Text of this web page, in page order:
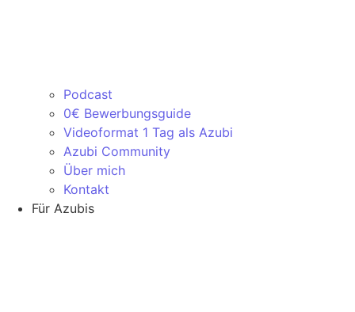
Podcast
0€ Bewerbungsguide
Videoformat 1 Tag als Azubi
Azubi Community
Über mich
Kontakt
Für Azubis